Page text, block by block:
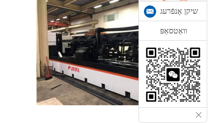
שיקן אָנפֿרעג
וואַטסאַפּ